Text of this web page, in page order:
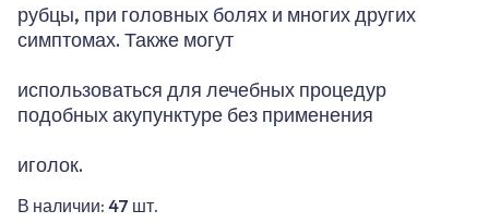
рубцы, при головных болях и многих других
симптомах. Также могут
использоваться для лечебных процедур
подобных акупунктуре без применения
иголок.
В наличии: 47 шт.